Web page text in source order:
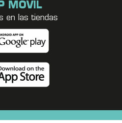
MÓVIL
en las tiendas